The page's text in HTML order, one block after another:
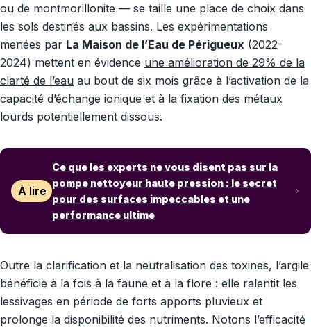
ou de montmorillonite — se taille une place de choix dans
les sols destinés aux bassins. Les expérimentations
menées par La Maison de l’Eau de Périgueux (2022-
2024) mettent en évidence une amélioration de 29% de la
clarté de l’eau au bout de six mois grâce à l’activation de la
capacité d’échange ionique et à la fixation des métaux
lourds potentiellement dissous.
À lire
Ce que les experts ne vous disent pas sur la
pompe nettoyeur haute pression : le secret
pour des surfaces impeccables et une
performance ultime
Outre la clarification et la neutralisation des toxines, l’argile
bénéficie à la fois à la faune et à la flore : elle ralentit les
lessivages en période de forts apports pluvieux et
prolonge la disponibilité des nutriments. Notons l’efficacité